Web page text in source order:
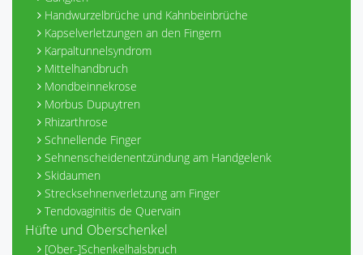
Handwurzelbrüche und Kahnbeinbrüche
Kapselverletzungen an den Fingern
Karpaltunnelsyndrom
Mittelhandbruch
Mondbeinnekrose
Morbus Dupuytren
Rhizarthrose
Schnellende Finger
Sehnenscheidenentzündung am Handgelenk
Skidaumen
Strecksehnenverletzung am Finger
Tendovaginitis de Quervain
Hüfte und Oberschenkel
[Ober-]Schenkelhalsbruch